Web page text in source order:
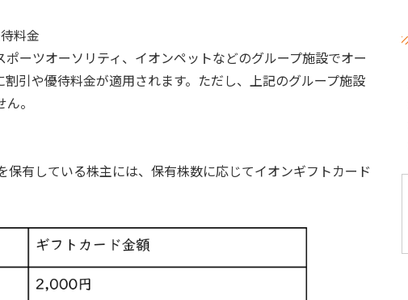
料金
ーツオーソリティ、イオンペットなどのグループ施設でオー
引や優待料金が適用されます。ただし、上記のグループ施設
。
有している株主には、保有株数に応じてイオンギフトカード